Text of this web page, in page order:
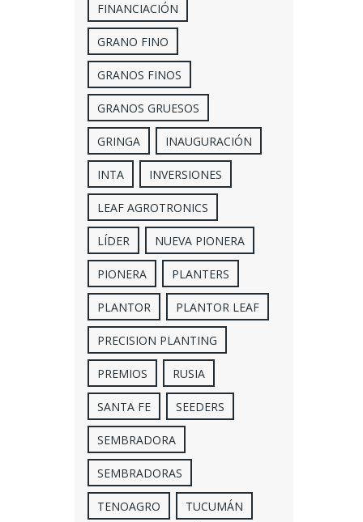
FINANCIACIÓN
GRANO FINO
GRANOS FINOS
GRANOS GRUESOS
GRINGA INAUGURACIÓN
INTA INVERSIONES
LEAF AGROTRONICS
LÍDER NUEVA PIONERA
PIONERA PLANTERS
PLANTOR PLANTOR LEAF
PRECISION PLANTING
PREMIOS RUSIA
SANTA FE SEEDERS
SEMBRADORA
SEMBRADORAS
TENOAGRO TUCUMÁN